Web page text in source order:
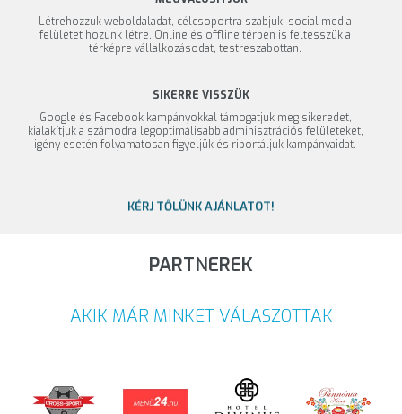
Létrehozzuk weboldaladat, célcsoportra szabjuk, social media
felületet hozunk létre. Online és offline térben is feltesszük a
térképre vállalkozásodat, testreszabottan.
SIKERRE VISSZÜK
Google és Facebook kampányokkal támogatjuk meg sikeredet,
kialakítjuk a számodra legoptimálisabb adminisztrációs felületeket,
igény esetén folyamatosan figyeljük és riportáljuk kampányaidat.
KÉRJ TŐLÜNK AJÁNLATOT!
PARTNEREK
AKIK MÁR MINKET VÁLASZOTTAK